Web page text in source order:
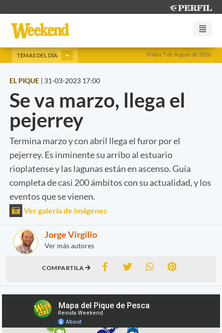
Friday 7 de August de 2026
TEMAS DEL DÍA
EL PIQUE | 31-03-2023 17:00
Se va marzo, llega el
pejerrey
Termina marzo y con abril llega el furor por el
pejerrey. Es inminente su arribo al estuario
rioplatense y las lagunas están en ascenso. Guía
completa de casi 200 ámbitos con su actualidad, y los
eventos que se vienen.
Ver galería de imágenes
Jorge Virgilio
Ver más autores
COMPARTILA